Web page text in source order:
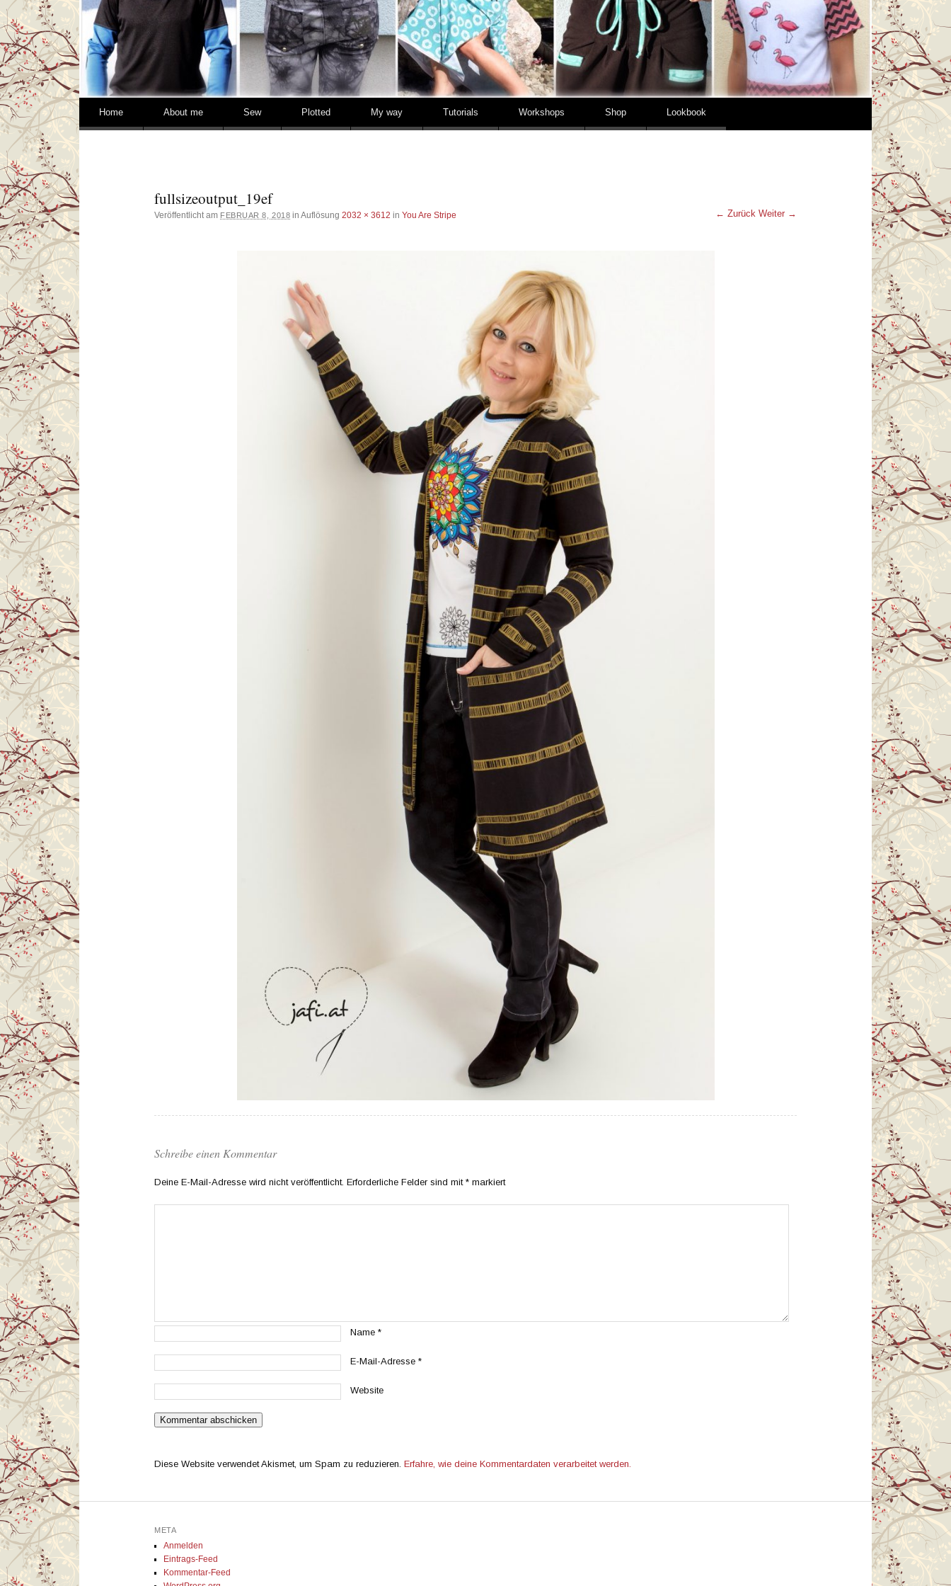
Springe zum Inhalt
Home About me Sew Plotted My way Tutorials Workshops Shop Lookbook
fullsizeoutput_19ef
Veröffentlicht am FEBRUAR 8, 2018 in Auflösung2032 × 3612 inYou Are Stripe ← Zurück Weiter →
Schreibe einen Kommentar
Deine E-Mail-Adresse wird nicht veröffentlicht. Erforderliche Felder sind mit * markiert
Name *
E-Mail-Adresse *
Website
Diese Website verwendet Akismet, um Spam zu reduzieren. Erfahre, wie deine Kommentardaten verarbeitet werden.
META
Anmelden
Eintrags-Feed
Kommentar-Feed